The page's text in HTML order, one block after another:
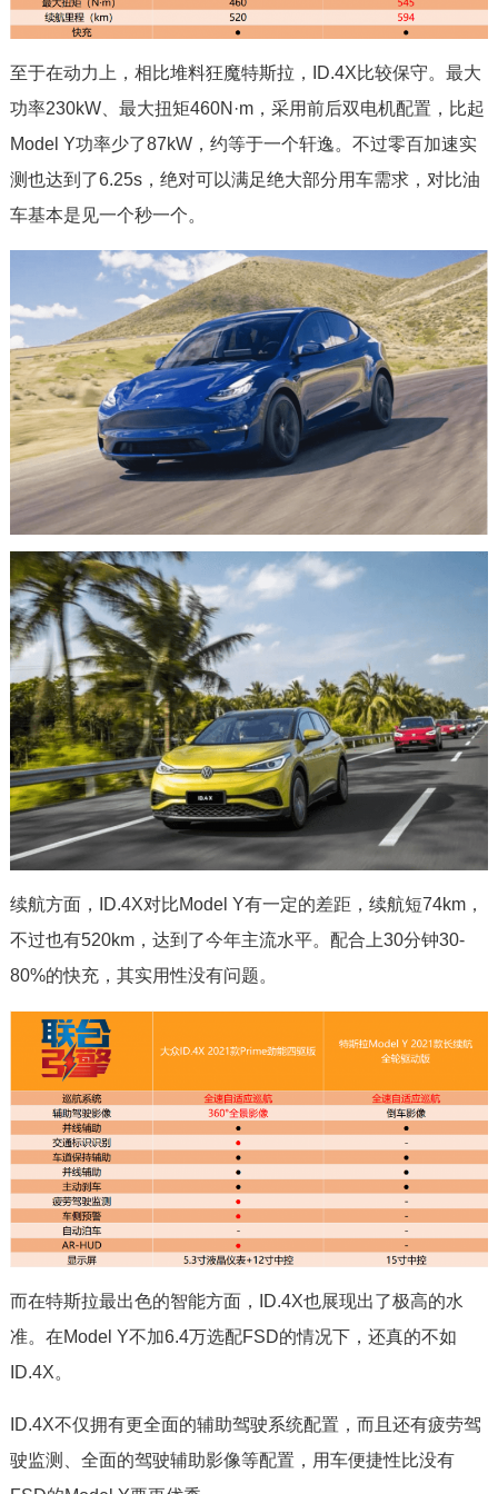
至于在动力上，相比堆料狂魔特斯拉，ID.4X比较保守。最大
功率230kW、最大扭矩460N·m，采用前后双电机配置，比起
Model Y功率少了87kW，约等于一个轩逸。不过零百加速实
测也达到了6.25s，绝对可以满足绝大部分用车需求，对比油
车基本是见一个秒一个。
续航方面，ID.4X对比Model Y有一定的差距，续航短74km，
不过也有520km，达到了今年主流水平。配合上30分钟30-
80%的快充，其实用性没有问题。
而在特斯拉最出色的智能方面，ID.4X也展现出了极高的水
准。在Model Y不加6.4万选配FSD的情况下，还真的不如
ID.4X。
ID.4X不仅拥有更全面的辅助驾驶系统配置，而且还有疲劳驾
驶监测、全面的驾驶辅助影像等配置，用车便捷性比没有